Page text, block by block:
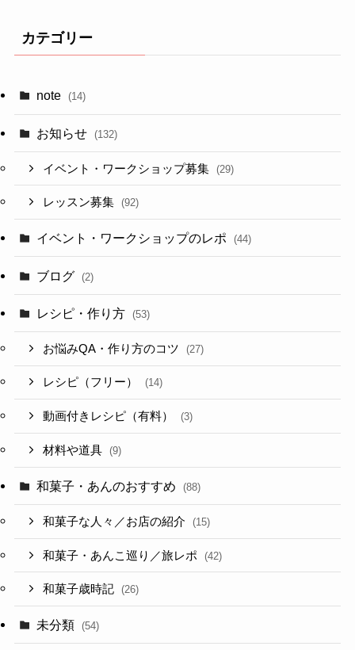
カテゴリー
note (14)
お知らせ (132)
イベント・ワークショップ募集 (29)
レッスン募集 (92)
イベント・ワークショップのレポ (44)
ブログ (2)
レシピ・作り方 (53)
お悩みQA・作り方のコツ (27)
レシピ（フリー） (14)
動画付きレシピ（有料） (3)
材料や道具 (9)
和菓子・あんのおすすめ (88)
和菓子な人々／お店の紹介 (15)
和菓子・あんこ巡り／旅レポ (42)
和菓子歳時記 (26)
未分類 (54)